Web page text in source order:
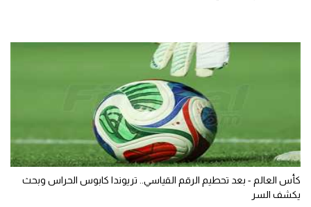
كأس العالم - بعد تحطيم الرقم القياسي.. تريوندا كابوس الحراس وبحث
يكشف السر